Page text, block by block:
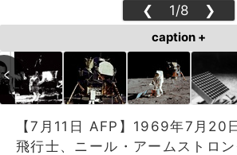
❮ 1/8 ❯
caption +
【7月11日 AFP】1969年7月20
飛行士、ニール・アームストロ